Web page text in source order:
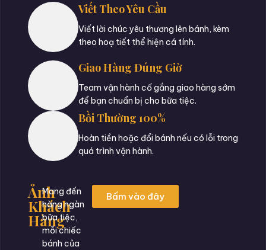
Viết Theo Yêu Cầu
Viết lời chúc yêu thương lên bánh, kèm
theo hoạ tiết thể hiện cá tính.
Giao Hàng Đúng Giờ
Team vận hành cố gắng giao hàng sớm
để bạn chuẩn bị cho bữa tiệc.
Bồi Thường 100%
Hoàn tiền hoặc đổi bánh nếu có lỗi trong
quá trình vận hành.
Ảnh
Khách
Hàng
Mang đến
hàng ngàn
bữa tiệc,
mỗi chiếc
bánh của
Bấm vào đây